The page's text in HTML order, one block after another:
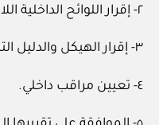
٢- إقرار اللوائح الداخلية اللازمة لتسيير شؤونها.
٣- إقرار الهيكل والدليل التنظيميين للجنة.
٤- تعيين مراقب داخلي.